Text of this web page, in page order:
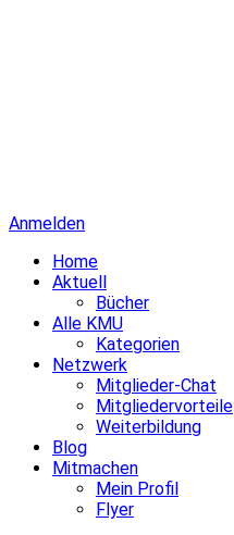
Anmelden
Home
Aktuell
Bücher
Alle KMU
Kategorien
Netzwerk
Mitglieder-Chat
Mitgliedervorteile
Weiterbildung
Blog
Mitmachen
Mein Profil
Flyer